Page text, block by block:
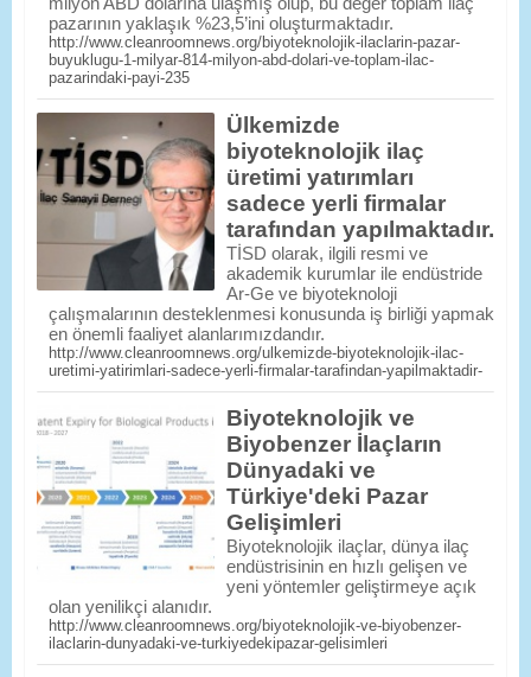
pazarının yaklaşık %23,5’ini oluşturmaktadır.
http://www.cleanroomnews.org/biyoteknolojik-ilaclarin-pazar-
buyuklugu-1-milyar-814-milyon-abd-dolari-ve-toplam-ilac-
pazarindaki-payi-235
Ülkemizde
biyoteknolojik ilaç
üretimi yatırımları
sadece yerli firmalar
tarafından yapılmaktadır.
TİSD olarak, ilgili resmi ve
akademik kurumlar ile endüstride
Ar-Ge ve biyoteknoloji
çalışmalarının desteklenmesi konusunda iş birliği yapmak
en önemli faaliyet alanlarımızdandır.
http://www.cleanroomnews.org/ulkemizde-biyoteknolojik-ilac-
uretimi-yatirimlari-sadece-yerli-firmalar-tarafindan-yapilmaktadir-
Biyoteknolojik ve
Biyobenzer İlaçların
Dünyadaki ve
Türkiye'deki Pazar
Gelişimleri
Biyoteknolojik ilaçlar, dünya ilaç
endüstrisinin en hızlı gelişen ve
yeni yöntemler geliştirmeye açık
olan yenilikçi alanıdır.
http://www.cleanroomnews.org/biyoteknolojik-ve-biyobenzer-
ilaclarin-dunyadaki-ve-turkiyedekipazar-gelisimleri